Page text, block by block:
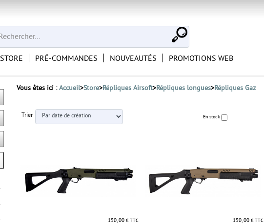
STORE PRÉ-COMMANDES NOUVEAUTÉS PROMOTIONS WEB
Vous êtes ici :Accueil>Store>Répliques Airsoft>Répliques longues>Répliques Gaz
Trier En stock
150, 00 € TTC 150, 00€ TTC